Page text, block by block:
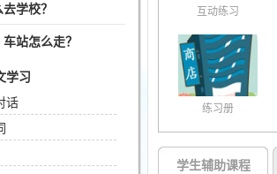
学校？
站怎么走？
学习
话
互动练习
练习册
学生辅助课程